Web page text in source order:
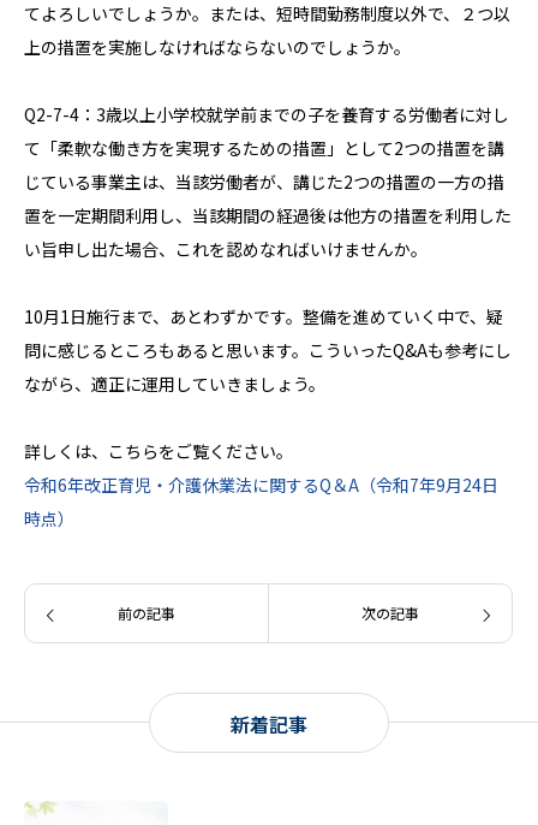
てよろしいでしょうか。または、短時間勤務制度以外で、２つ以
上の措置を実施しなければならないのでしょうか。
Q2-7-4：3歳以上小学校就学前までの子を養育する労働者に対し
て「柔軟な働き方を実現するための措置」として2つの措置を講
じている事業主は、当該労働者が、講じた2つの措置の一方の措
置を一定期間利用し、当該期間の経過後は他方の措置を利用した
い旨申し出た場合、これを認めなればいけませんか。
10月1日施行まで、あとわずかです。整備を進めていく中で、疑
問に感じるところもあると思います。こういったQ&Aも参考にし
ながら、適正に運用していきましょう。
詳しくは、こちらをご覧ください。
令和6年改正育児・介護休業法に関するQ＆A（令和7年9月24日
時点）
前の記事 次の記事
新着記事